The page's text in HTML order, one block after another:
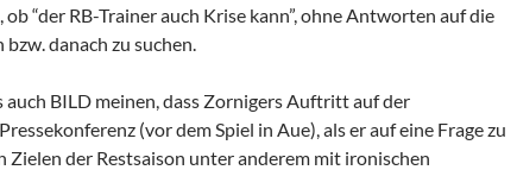
ob “der RB-Trainer auch Krise kann”, ohne Antworten auf die
bzw. danach zu suchen.
auch BILD meinen, dass Zornigers Auftritt auf der
(vor dem Spiel in Aue), als er auf eine Frage zu
Zielen der Restsaison unter anderem mit ironischen